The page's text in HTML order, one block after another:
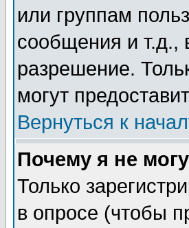
или группам
сообщения и т.д.,
разрешение.
могут
Вернуться к
Почему я не
Только
в опросе (чтобы